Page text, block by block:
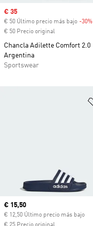
Precio de venta
€ 35
€ 50 Último precio más bajo -30%
€ 50 Precio original
Chancla Adilette Comfort 2.0
Argentina
Sportswear
Precio actual
€ 15,50
€ 12,50 Último precio más bajo